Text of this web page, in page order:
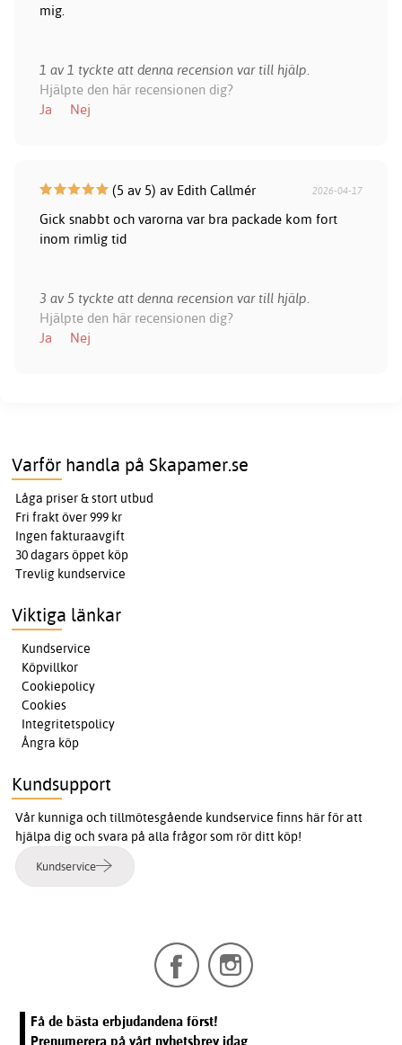
mig.
1 av 1 tyckte att denna recension var till hjälp.
Hjälpte den här recensionen dig?
Ja
Nej
(5 av 5) av Edith Callmér 2026-04-17
Gick snabbt och varorna var bra packade kom fort
inom rimlig tid
3 av 5 tyckte att denna recension var till hjälp.
Hjälpte den här recensionen dig?
Ja
Nej
Varför handla på Skapamer.se
Låga priser & stort utbud
Fri frakt över 999 kr
Ingen fakturaavgift
30 dagars öppet köp
Trevlig kundservice
Viktiga länkar
Kundservice
Köpvillkor
Cookiepolicy
Cookies
Integritetspolicy
Ångra köp
Kundsupport
Vår kunniga och tillmötesgående kundservice finns här för att
hjälpa dig och svara på alla frågor som rör ditt köp!
Kundservice
Få de bästa erbjudandena först!
Prenumerera på vårt nyhetsbrev idag